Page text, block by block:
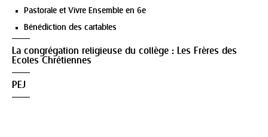
Pastorale et Vivre Ensemble en 6e
Bénédiction des cartables
La congrégation religieuse du collège : Les Frères des
Ecoles Chrétiennes
PEJ